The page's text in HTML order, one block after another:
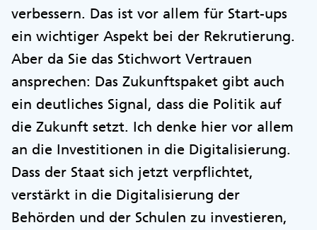
verbessern. Das ist vor allem für Start-ups
ein wichtiger Aspekt bei der Rekrutierung.
Aber da Sie das Stichwort Vertrauen
ansprechen: Das Zukunftspaket gibt auch
ein deutliches Signal, dass die Politik auf
die Zukunft setzt. Ich denke hier vor allem
an die Investitionen in die Digitalisierung.
Dass der Staat sich jetzt verpflichtet,
verstärkt in die Digitalisierung der
Behörden und der Schulen zu investieren,